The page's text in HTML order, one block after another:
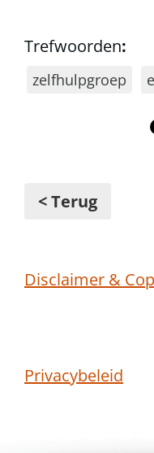
Trefwoorden:
zelfhulpgroep
< Terug
Disclaimer &
Privacybeleid